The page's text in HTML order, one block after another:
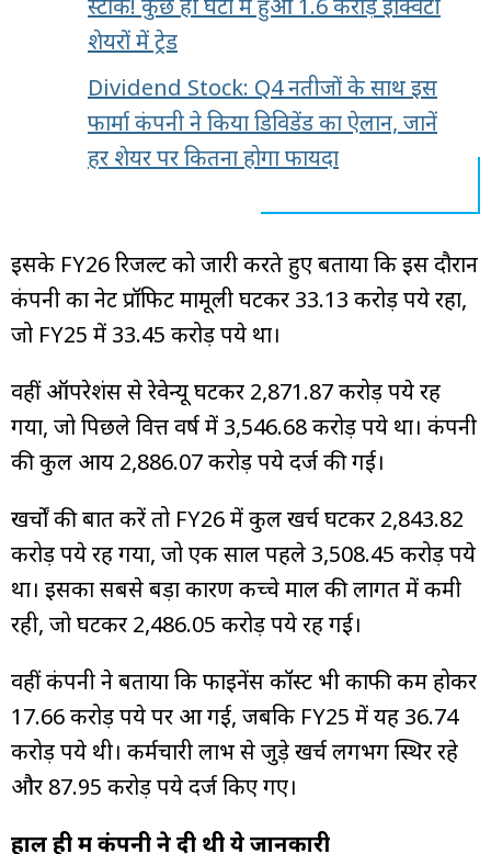
शेयरों में ट्रेड
Dividend Stock: Q4 नतीजों के साथ इस
फार्मा कंपनी ने किया डिविडेंड का ऐलान, जानें
हर शेयर पर कितना होगा फायदा
इसके FY26 रिजल्ट को जारी करते हुए बताया कि इस दौरान
कंपनी का नेट प्रॉफिट मामूली घटकर 33.13 करोड़ रुपये रहा,
जो FY25 में 33.45 करोड़ रुपये था।
वहीं ऑपरेशंस से रेवेन्यू घटकर 2,871.87 करोड़ रुपये रह
गया, जो पिछले वित्त वर्ष में 3,546.68 करोड़ रुपये था। कंपनी
की कुल आय 2,886.07 करोड़ रुपये दर्ज की गई।
खर्चों की बात करें तो FY26 में कुल खर्च घटकर 2,843.82
करोड़ रुपये रह गया, जो एक साल पहले 3,508.45 करोड़ रुपये
था। इसका सबसे बड़ा कारण कच्चे माल की लागत में कमी
रही, जो घटकर 2,486.05 करोड़ रुपये रह गई।
वहीं कंपनी ने बताया कि फाइनेंस कॉस्ट भी काफी कम होकर
17.66 करोड़ रुपये पर आ गई, जबकि FY25 में यह 36.74
करोड़ रुपये थी। कर्मचारी लाभ से जुड़े खर्च लगभग स्थिर रहे
और 87.95 करोड़ रुपये दर्ज किए गए।
हाल ही में कंपनी ने दी थी ये जानकारी